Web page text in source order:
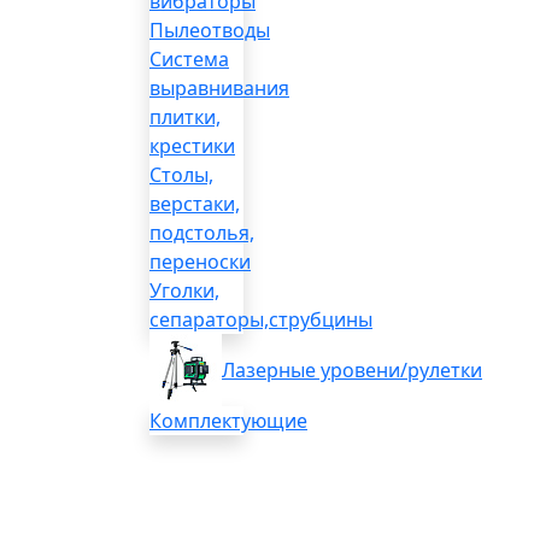
Пылеотводы
Система
выравнивания
плитки,
крестики
Столы,
верстаки,
подстолья,
переноски
Уголки,
сепараторы,струбцины
Лазерные уровени/рулетки
Комплектующие